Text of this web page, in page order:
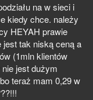
na w sieci i
kiedy chce. należy
HEYAH prawie
tak niską ceną a
(1mln klientów
jest dużym
teraż mam 0,29 w